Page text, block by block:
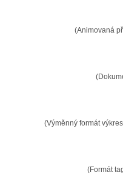
(Animovaná
(Výměnný formát
(Formát